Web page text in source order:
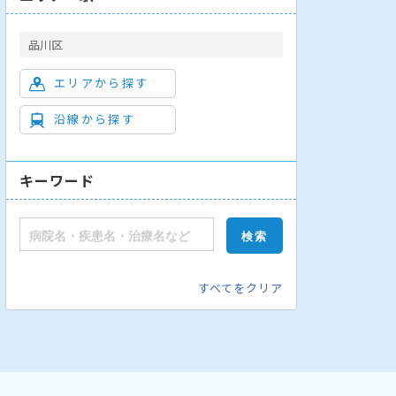
品川区
エリアから探す
沿線から探す
キーワード
すべてをクリア